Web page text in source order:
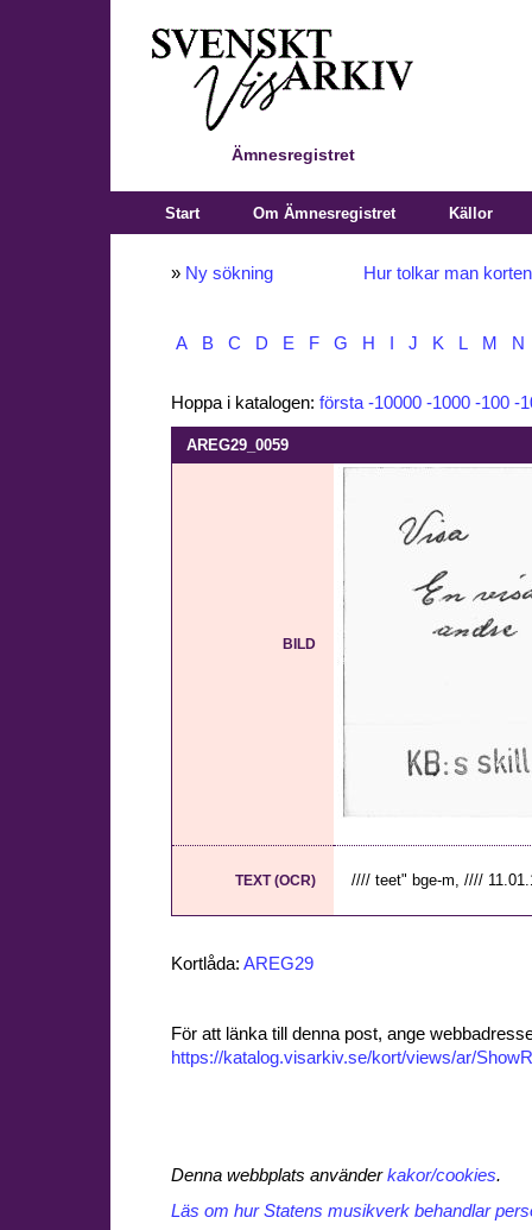
Ämnesregistret
Start Om Ämnesregistret Källor
» Ny sökning Hur tolkar man
A B C D E F G H J K L M N
Hoppa i katalogen: första -10000 -1000 -100 -
AREG29_0059
BILD
TEXT (OCR) //// teet" bge-m, ////
Kortlåda: AREG29
För att länka till denna post, ange
https://katalog.visarkiv.se/kort/views/ar/
Denna webbplats använderkakor/cookies.
Läs om hur Statens musikverk behandlar